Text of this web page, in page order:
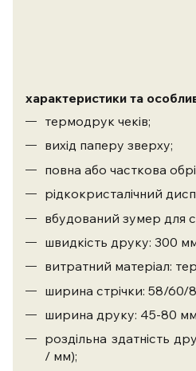
характеристики та
термодрук чеків;
вихід паперу зверху;
повна або часткова
рідкокристалічний
вбудований зумер для
швидкість друку: 300
витратний матеріал:
ширина стрічки: 58/60/
ширина друку: 45-80
роздільна здатність
/ мм);